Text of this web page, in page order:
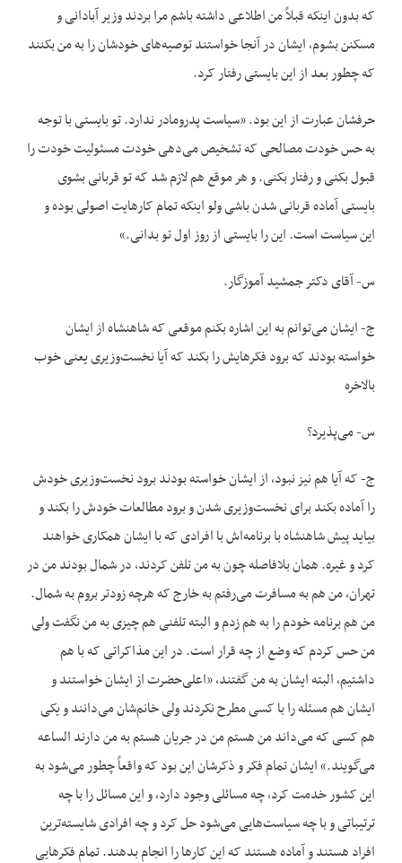
که بدون اینکه قبلاً من اطلاعی داشته باشم مرا بردند وزیر آبادانی و
مسکنن بشوم، ایشان در آنجا خواستند توصیه‌های خودشان را به من بکنند
که چطور بعد از این بایستی رفتار کرد.
حرفشان عبارت از این بود. «سیاست پدرومادر ندارد. تو بایستی با توجه
به حس خودت مصالحی که تشخیص می‌دهی خودت مسئولیت خودت را
قبول بکنی و رفتار بکنی. و هر موقع هم لازم شد که تو قربانی بشوی
بایستی آماده قربانی شدن باشی ولو اینکه تمام کارهایت اصولی بوده و
این سیاست است. این را بایستی از روز اول تو بدانی.»
س- آقای دکتر جمشید آموزگار.
ج- ایشان می‌توانم به این اشاره بکنم موقعی که شاهنشاه از ایشان
خواسته بودند که برود فکرهایش را بکند که آیا نخست‌وزیری یعنی خوب
بالاخره
س- می‌پذیرد؟
ج- که آیا هم نیز نبود، از ایشان خواسته بودند برود نخست‌وزیری خودش
را آماده بکند برای نخست‌وزیری شدن و برود مطالعات خودش را بکند و
بیاید پیش شاهنشاه با برنامه‌اش با افرادی که با ایشان همکاری خواهند
کرد و غیره. همان بلافاصله چون به من تلفن کردند، در شمال بودند من در
تهران، من هم به مسافرت می‌رفتم به خارج که هرچه زودتر بروم به شمال.
من هم برنامه خودم را به هم زدم و البته تلفنی هم چیزی به من نگفت ولی
من حس کردم که وضع از چه قرار است. در این مذاکراتی که با هم
داشتیم، البته ایشان به من گفتند، «اعلی‌حضرت از ایشان خواستند و
ایشان هم مسئله را با کسی مطرح نکردند ولی خانم‌شان می‌دانند و یکی
هم کسی که می‌داند من هستم من در جریان هستم به من دارند الساعه
می‌گویند.» ایشان تمام فکر و ذکرشان این بود که واقعاً چطور می‌شود به
این کشور خدمت کرد، چه مسائلی وجود دارد، و این مسائل را با چه
ترتیباتی و با چه سیاست‌هایی می‌شود حل کرد و چه افرادی شایسته‌ترین
افراد هستند و آماده هستند که این کارها را انجام بدهند. تمام فکرهایی